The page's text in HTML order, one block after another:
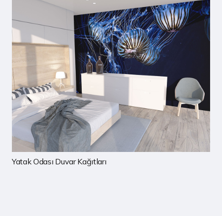
Çocuk Odası Duvar Kağıtları